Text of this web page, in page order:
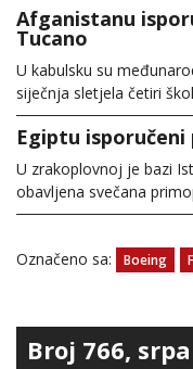
Afganistanu
Tucano
U kabulsku su
siječnja sletjela četiri
Egiptu isporučeni
U zrakoplovnoj je bazi
obavljena svečana
Označeno sa: Boeing
Broj 766,